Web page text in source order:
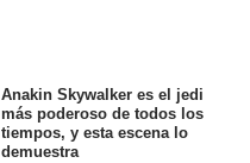
Anakin Skywalker es el jedi
más poderoso de todos los
tiempos, y esta escena lo
demuestra